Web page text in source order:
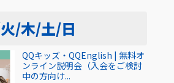
/木/土/日
QQキッズ・QQEnglish | 無料オ
ンライン説明会（入会をご検討
中の方向け...